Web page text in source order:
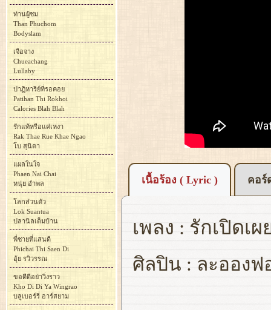
เนื้อร้อง ( Lyric ) คอร์
เพลง : รักเปิดเผ
ศิลปิน : ละอองฟ
ท่านผู้ชม
Than Phuchom
Bodyslam
เจือจาง
Chueachang
Lullaby
ปาฏิหาริย์ที่รอคอย
Patihan Thi Rokhoi
Calories Blah Blah
รักแท้หรือแค่เหงา
Rak Thae Rue Khae Ngao
โบ สุนิตา
แผลในใจ
Phaen Nai Chai
หนุ่ย อำพล
โลกส่วนตัว
Lok Suantua
ปลานิลเต็มบ้าน
พี่ชายที่แสนดี
Phichai Thi Saen Di
อุ้ย รวิวรรณ
ขอดีดีอย่าวิ่งราว
Kho Di Di Ya Wingrao
บลูเบอร์รี่ อาร์สยาม